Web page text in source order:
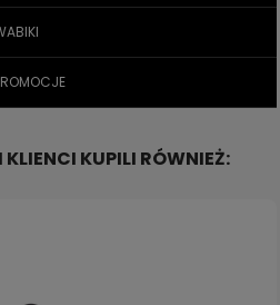
KLIENCI KUPILI RÓWNIEŻ: